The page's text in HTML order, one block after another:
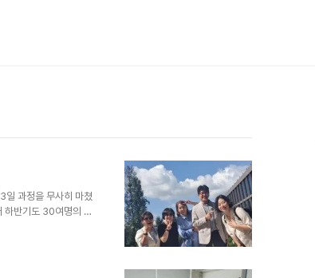
일 과정을 무사히 마쳤
하반기도 30여명의 팀
하시네요. 게다가 교